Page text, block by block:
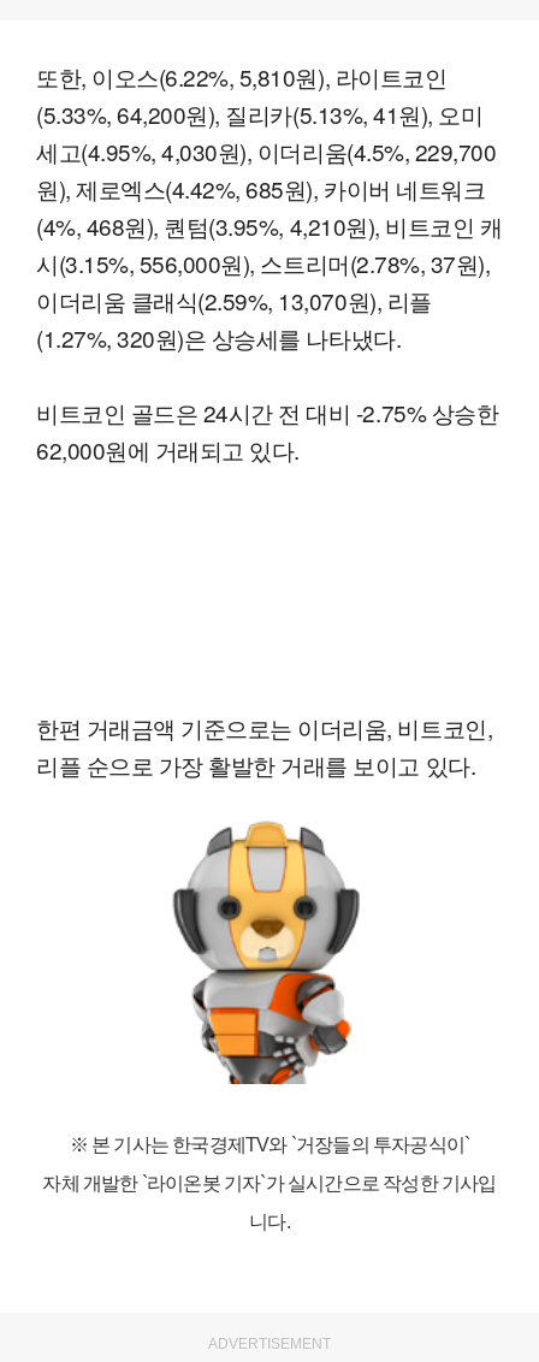
또한, 이오스(6.22%, 5,810원), 라이트코인
(5.33%, 64,200원), 질리카(5.13%, 41원), 오미
세고(4.95%, 4,030원), 이더리움(4.5%, 229,700
원), 제로엑스(4.42%, 685원), 카이버 네트워크
(4%, 468원), 퀀텀(3.95%, 4,210원), 비트코인 캐
시(3.15%, 556,000원), 스트리머(2.78%, 37원),
이더리움 클래식(2.59%, 13,070원), 리플
(1.27%, 320원)은 상승세를 나타냈다.
비트코인 골드은 24시간 전 대비 -2.75% 상승한
62,000원에 거래되고 있다.
한편 거래금액 기준으로는 이더리움, 비트코인,
리플 순으로 가장 활발한 거래를 보이고 있다.
※ 본 기사는 한국경제TV와 `거장들의 투자공식이`
자체 개발한 `라이온봇 기자`가 실시간으로 작성한 기사입
니다.
ADVERTISEMENT